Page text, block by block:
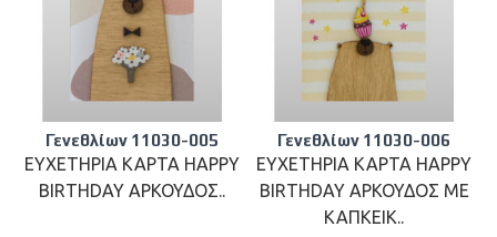
Γενεθλίων 11030-005
ΕΥΧΕΤΗΡΙΑ ΚΑΡΤΑ HAPPY
BIRTHDAY ΑΡΚΟΥΔΟΣ..
Γενεθλίων 11030-006
ΕΥΧΕΤΗΡΙΑ ΚΑΡΤΑ HAPPY
BIRTHDAY ΑΡΚΟΥΔΟΣ ΜΕ
ΚΑΠΚΕΙΚ..